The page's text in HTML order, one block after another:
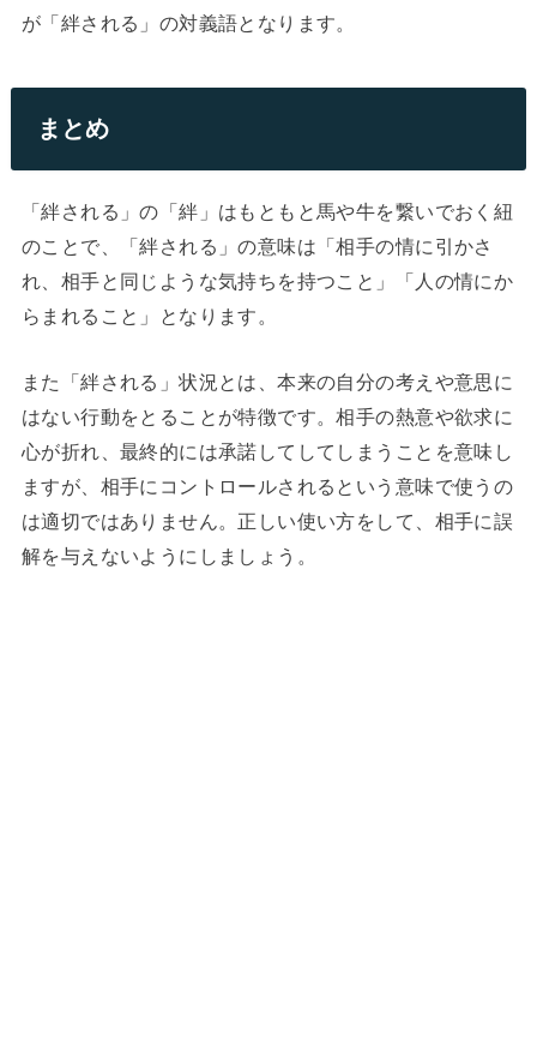
が「絆される」の対義語となります。
まとめ
「絆される」の「絆」はもともと馬や牛を繋いでおく紐
のことで、「絆される」の意味は「相手の情に引かさ
れ、相手と同じような気持ちを持つこと」「人の情にか
らまれること」となります。
また「絆される」状況とは、本来の自分の考えや意思に
はない行動をとることが特徴です。相手の熱意や欲求に
心が折れ、最終的には承諾してしてしまうことを意味し
ますが、相手にコントロールされるという意味で使うの
は適切ではありません。正しい使い方をして、相手に誤
解を与えないようにしましょう。